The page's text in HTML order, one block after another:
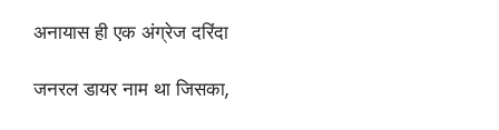
अनायास ही एक अंग्रेज दरिंदा
जनरल डायर नाम था जिसका,